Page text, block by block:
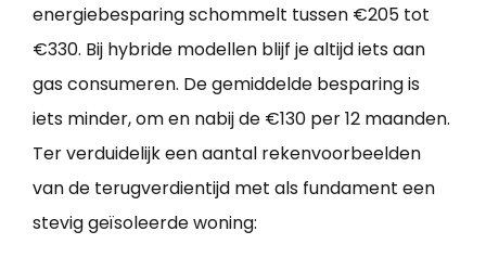
energiebesparing schommelt tussen €205 tot
€330. Bij hybride modellen blijf je altijd iets aan
gas consumeren. De gemiddelde besparing is
iets minder, om en nabij de €130 per 12 maanden.
Ter verduidelijk een aantal rekenvoorbeelden
van de terugverdientijd met als fundament een
stevig geïsoleerde woning: